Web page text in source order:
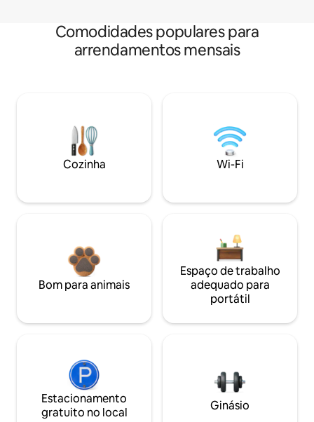
Comodidades populares para
arrendamentos mensais
Cozinha Wi-Fi
Bom para animais
Espaço de trabalho
adequado para
portátil
Estacionamento
gratuito no local
Ginásio